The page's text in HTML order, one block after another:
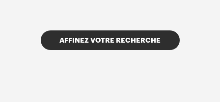
AFFINEZ VOTRE RECHERCHE